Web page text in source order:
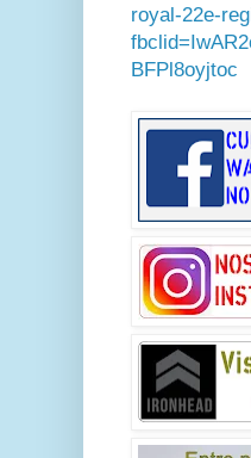
royal-22e-
BFPl8oyjtoc